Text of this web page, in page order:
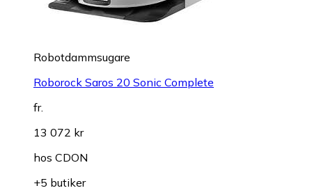
Robotdammsugare
Roborock Saros 20 Sonic Complete
fr.
13 072 kr
hos CDON
+5 butiker